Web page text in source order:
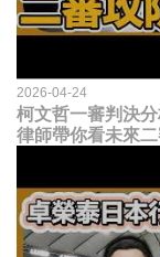
2026-04-24
柯文哲一審判決
律師帶你看未來